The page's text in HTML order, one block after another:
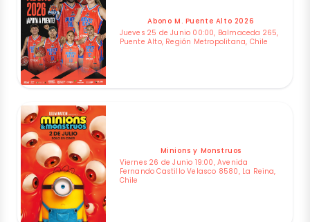
Abono M. Puente Alto 2026
Jueves 25 de Junio 00:00, Balmaceda 265,
Puente Alto, Región Metropolitana, Chile
Minions y Monstruos
Viernes 26 de Junio 19:00, Avenida
Fernando Castillo Velasco 8580, La Reina,
Chile